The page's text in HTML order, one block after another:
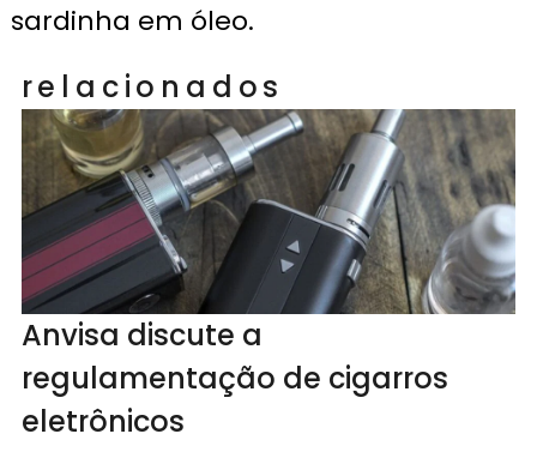
sardinha em óleo.
relacionados
Anvisa discute a
regulamentação de cigarros
eletrônicos